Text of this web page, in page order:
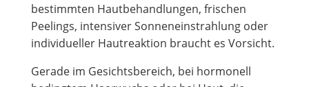
bestimmten Hautbehandlungen, frischen
Peelings, intensiver Sonneneinstrahlung oder
individueller Hautreaktion braucht es Vorsicht.
Gerade im Gesichtsbereich, bei hormonell